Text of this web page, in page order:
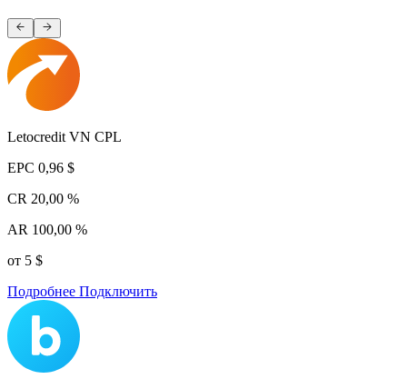
Letocredit VN CPL
EPC 0,96 $
CR 20,00 %
AR 100,00 %
от 5 $
Подробнее Подключить